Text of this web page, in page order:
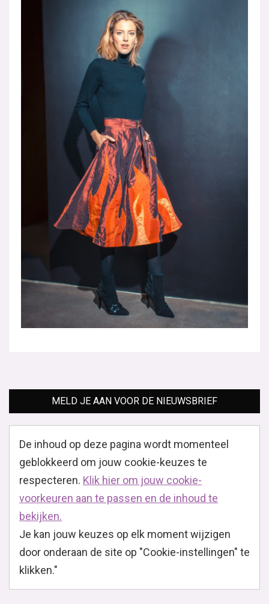
MELD JE AAN VOOR DE NIEUWSBRIEF
De inhoud op deze pagina wordt momenteel
geblokkeerd om jouw cookie-keuzes te
respecteren. Klik hier om jouw cookie-
voorkeuren aan te passen en de inhoud te
bekijken.
Je kan jouw keuzes op elk moment wijzigen
door onderaan de site op "Cookie-instellingen" te
klikken."